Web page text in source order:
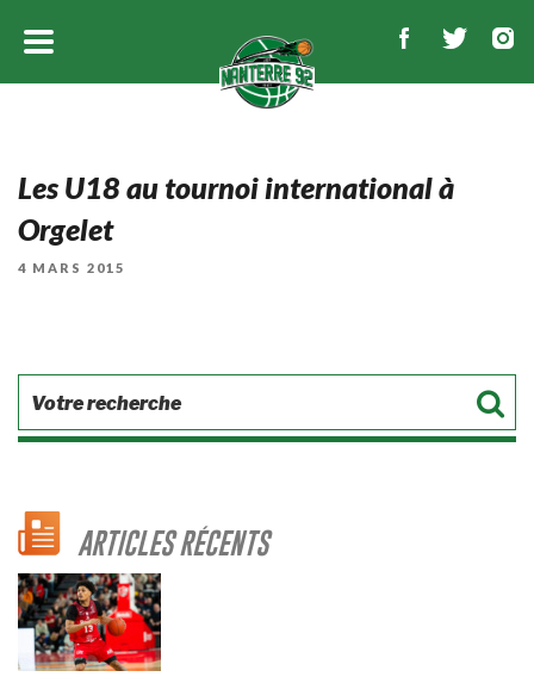
Les U18 au tournoi international à
Orgelet
PUBLIÉ
4 MARS 2015
ARTICLES RÉCENTS